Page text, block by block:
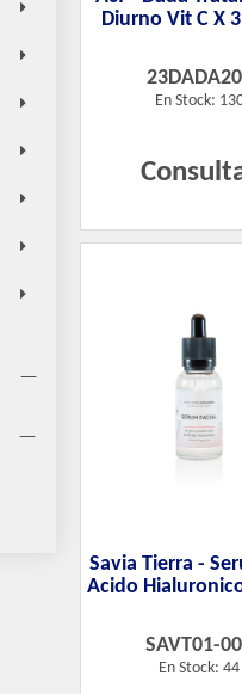
Diurno Vit C X
En Stock:
Savia Tierra -
Acido
SAVT01-
En Stock: 44